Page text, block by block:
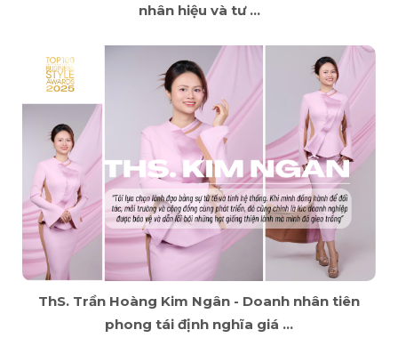
nhân hiệu và tư ...
ThS. Trần Hoàng Kim Ngân - Doanh nhân tiên
phong tái định nghĩa giá ...